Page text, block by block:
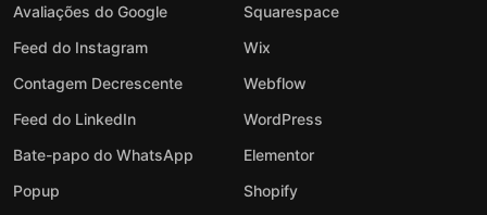
Avaliações do Google
Feed do Instagram
Contagem Decrescente
Feed do LinkedIn
Bate-papo do WhatsApp
Popup
Squarespace
Wix
Webflow
WordPress
Elementor
Shopify